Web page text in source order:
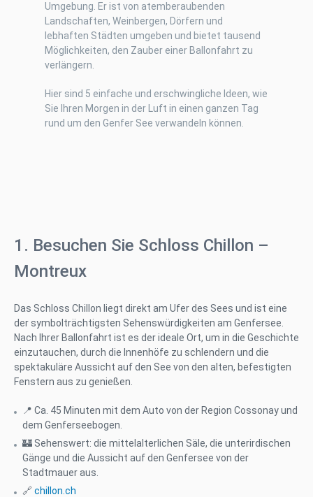
Umgebung. Er ist von atemberaubenden
Landschaften, Weinbergen, Dörfern und
lebhaften Städten umgeben und bietet tausend
Möglichkeiten, den Zauber einer Ballonfahrt zu
verlängern.
Hier sind 5 einfache und erschwingliche Ideen, wie
Sie Ihren Morgen in der Luft in einen ganzen Tag
rund um den Genfer See verwandeln können.
1. Besuchen Sie Schloss Chillon –
Montreux
Das Schloss Chillon liegt direkt am Ufer des Sees und ist eine
der symbolträchtigsten Sehenswürdigkeiten am Genfersee.
Nach Ihrer Ballonfahrt ist es der ideale Ort, um in die Geschichte
einzutauchen, durch die Innenhöfe zu schlendern und die
spektakuläre Aussicht auf den See von den alten, befestigten
Fenstern aus zu genießen.
📍 Ca. 45 Minuten mit dem Auto von der Region Cossonay und
dem Genferseebogen.
🏰 Sehenswert: die mittelalterlichen Säle, die unterirdischen
Gänge und die Aussicht auf den Genfersee von der
Stadtmauer aus.
🔗 chillon.ch